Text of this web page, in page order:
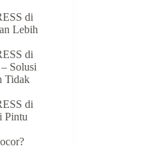
di
Lebih
di
Solusi
Tidak
di
Pintu